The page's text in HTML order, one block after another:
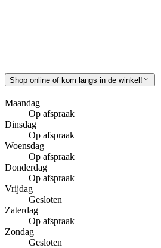
Shop online of kom langs in de winkel!
Maandag
Op afspraak
Dinsdag
Op afspraak
Woensdag
Op afspraak
Donderdag
Op afspraak
Vrijdag
Gesloten
Zaterdag
Op afspraak
Zondag
Gesloten